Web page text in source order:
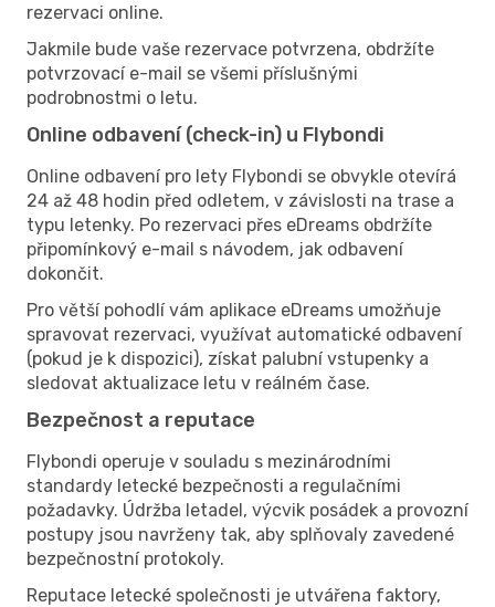
rezervaci online.
Jakmile bude vaše rezervace potvrzena, obdržíte
potvrzovací e-mail se všemi příslušnými
podrobnostmi o letu.
Online odbavení (check-in) u Flybondi
Online odbavení pro lety Flybondi se obvykle otevírá
24 až 48 hodin před odletem, v závislosti na trase a
typu letenky. Po rezervaci přes eDreams obdržíte
připomínkový e-mail s návodem, jak odbavení
dokončit.
Pro větší pohodlí vám aplikace eDreams umožňuje
spravovat rezervaci, využívat automatické odbavení
(pokud je k dispozici), získat palubní vstupenky a
sledovat aktualizace letu v reálném čase.
Bezpečnost a reputace
Flybondi operuje v souladu s mezinárodními
standardy letecké bezpečnosti a regulačními
požadavky. Údržba letadel, výcvik posádek a provozní
postupy jsou navrženy tak, aby splňovaly zavedené
bezpečnostní protokoly.
Reputace letecké společnosti je utvářena faktory,